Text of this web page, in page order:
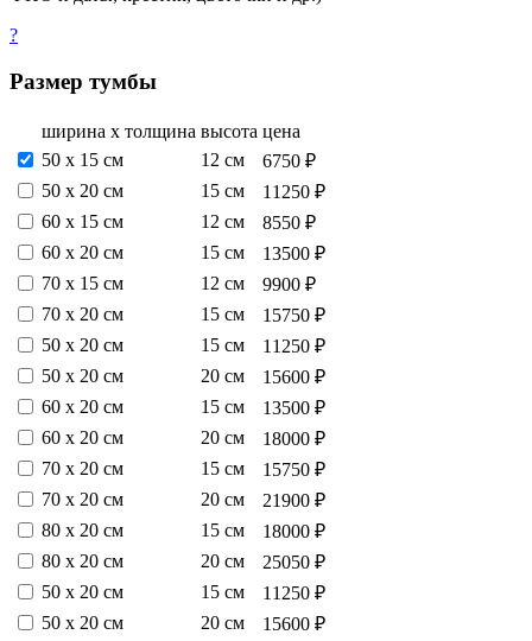
?
Размер тумбы
ширина х толщина высота цена
50 х 15 см
12 см
6750 ₽
50 х 20 см
15 см
11250 ₽
60 х 15 см
12 см
8550 ₽
60 х 20 см
15 см
13500 ₽
70 х 15 см
12 см
9900 ₽
70 х 20 см
15 см
15750 ₽
50 х 20 см
15 см
11250 ₽
50 х 20 см
20 см
15600 ₽
60 х 20 см
15 см
13500 ₽
60 х 20 см
20 см
18000 ₽
70 х 20 см
15 см
15750 ₽
70 х 20 см
20 см
21900 ₽
80 х 20 см
15 см
18000 ₽
80 х 20 см
20 см
25050 ₽
50 х 20 см
15 см
11250 ₽
50 х 20 см
20 см
15600 ₽